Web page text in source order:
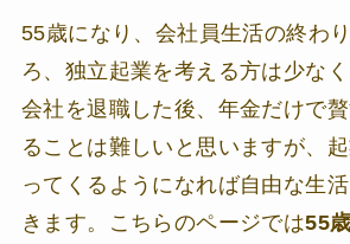
55歳になり、会社員生活の終わ
ろ、独立起業を考える方は少なく
会社を退職した後、年金だけで
ることは難しいと思いますが、
ってくるようになれば自由な生
きます。こちらのページでは55